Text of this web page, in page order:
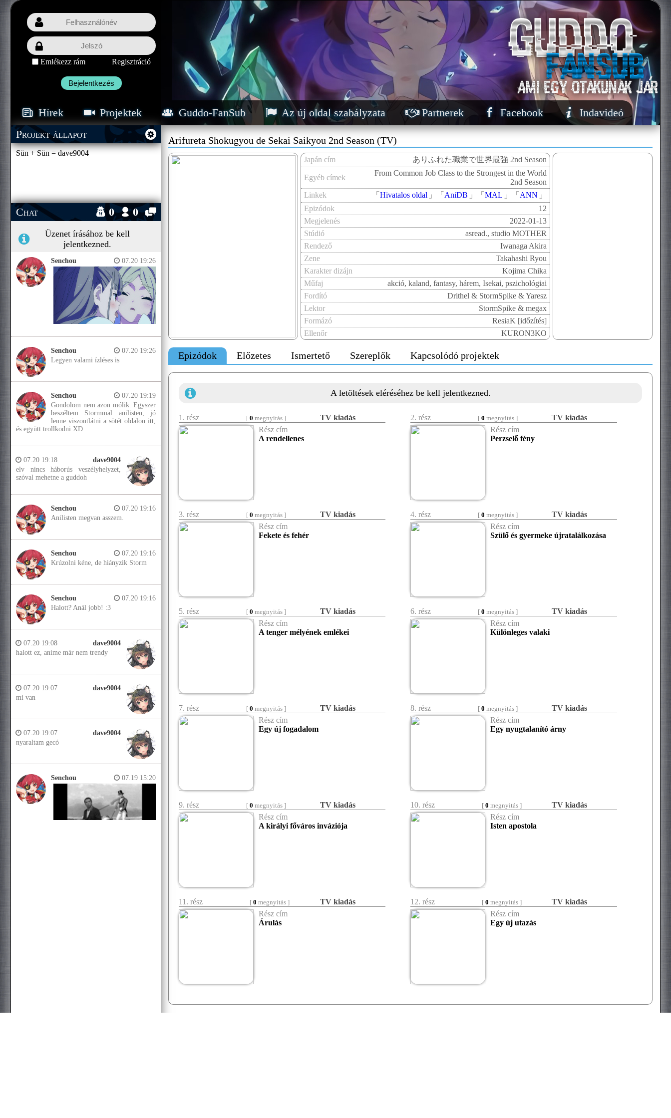
Hírek Projektek Guddo-FanSub Az új oldal szabályzata Partnerek Facebook Indavideó
Emlékezz rám Regisztráció
Bejelentkezés
Projekt állapot
Sün + Sün = dave9004
Chat 0 0
Üzenet írásához be kell
jelentkezned.
Senchou 07.20 19:26
Senchou
07.20 19:26
Legyen valami ízléses is
Senchou
07.20 19:19
Gondolom nem azon mólik. Egyszer
beszéltem Stormmal anilisten, jó
lenne viszontlátni a sötét oldalon itt,
és együtt trollkodni XD
dave9004
07.20 19:18
elv nincs háborús veszélyhelyzet,
szóval mehetne a guddoh
Senchou
07.20 19:16
Anilisten megvan asszem.
Senchou
07.20 19:16
Krúzolni kéne, de hiányzik Storm
Senchou
07.20 19:16
Halott? Anál jobb! :3
dave9004
07.20 19:08
halott ez, anime már nem trendy
dave9004
07.20 19:07
mi van
dave9004
07.20 19:07
nyaraltam gecó
Senchou 07.19 15:20
Arifureta Shokugyou de Sekai Saikyou 2nd Season (TV)
Japán cím ありふれた職業で世界最強 2nd Season
Egyéb címek
From Common Job Class to the Strongest in the World
2nd Season
Linkek
「 Hivatalos oldal 」 「 AniDB 」 「 MAL 」 「 ANN 」
Epizódok
12
Megjelenés
2022-01-13
Stúdió
asread., studio MOTHER
Rendező
Iwanaga Akira
Zene
Takahashi Ryou
Karakter dizájn
Kojima Chika
Műfaj
akció, kaland, fantasy, hárem, Isekai, pszichológiai
Fordító
Drithel & StormSpike & Yaresz
Lektor
StormSpike & megax
Formázó
ResiaK [időzítés]
Ellenőr
KURON3KO
Epizódok Előzetes Ismertető Szereplők Kapcsolódó projektek
A letöltések eléréséhez be kell jelentkezned.
1. rész [ 0 megnyitás ]
TV kiadás
Rész cím
A rendellenes
2. rész [ 0 megnyitás ]
TV kiadás
Rész cím
Perzselő fény
3. rész [ 0 megnyitás ]
TV kiadás
Rész cím
Fekete és fehér
4. rész [ 0 megnyitás ]
TV kiadás
Rész cím
Szülő és gyermeke újratalálkozása
5. rész [ 0 megnyitás ]
TV kiadás
Rész cím
A tenger mélyének emlékei
6. rész [ 0 megnyitás ]
TV kiadás
Rész cím
Különleges valaki
7. rész [ 0 megnyitás ]
TV kiadás
Rész cím
Egy új fogadalom
8. rész [ 0 megnyitás ]
TV kiadás
Rész cím
Egy nyugtalanító árny
9. rész [ 0 megnyitás ]
TV kiadás
Rész cím
A királyi főváros inváziója
10. rész [ 0 megnyitás ]
TV kiadás
Rész cím
Isten apostola
11. rész [ 0 megnyitás ]
TV kiadás
Rész cím
Árulás
12. rész [ 0 megnyitás ]
TV kiadás
Rész cím
Egy új utazás